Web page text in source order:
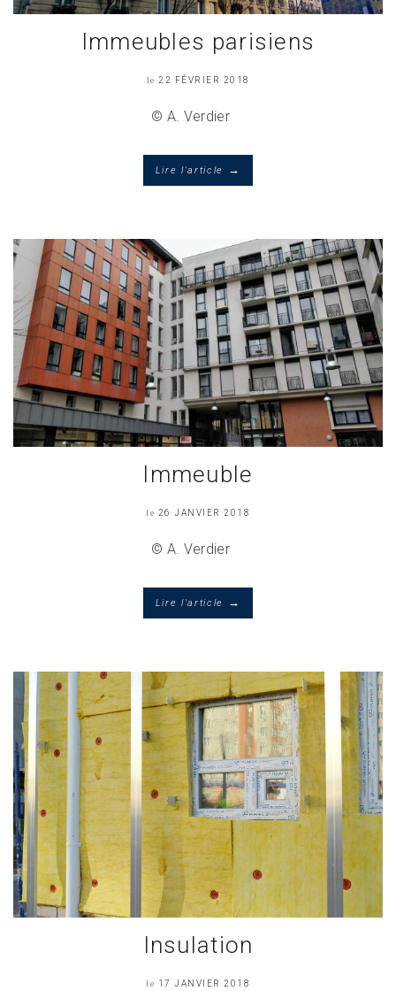
Immeubles parisiens
le 22 FÉVRIER 2018
© A. Verdier
Lire l'article →
Immeuble
le 26 JANVIER 2018
© A. Verdier
Lire l'article →
Insulation
le 17 JANVIER 2018